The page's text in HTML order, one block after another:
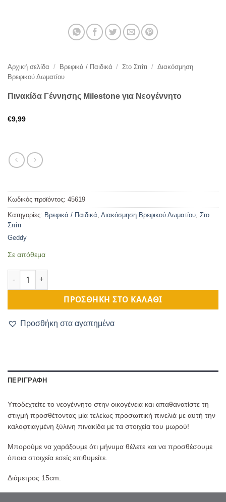
Αρχική σελίδα / Βρεφικά / Παιδικά / Στο Σπίτι / Διακόσμηση
Βρεφικού Δωματίου
Πινακίδα Γέννησης Milestone για Νεογέννητο
€9,99
Κωδικός προϊόντος: 45619
Κατηγορίες: Βρεφικά / Παιδικά Διακόσμηση Βρεφικού Δωματίου Στο
Σπίτι
Geddy
Σε απόθεμα
ΠΡΟΣΘΉΚΗ ΣΤΟ ΚΑΛΆΘΙ
Προσθήκη στα αγαπημένα
ΠΕΡΙΓΡΑΦΉ
Υποδεχτείτε το νεογέννητο στην οικογένεια και απαθανατίστε τη
στιγμή προσθέτοντας μία τελείως προσωπική πινελιά με αυτή την
καλοφτιαγμένη ξύλινη πινακίδα με τα στοιχεία του μωρού!
Μπορούμε να χαράξουμε ότι μήνυμα θέλετε και να προσθέσουμε
όποια στοιχεία εσείς επιθυμείτε.
Διάμετρος 15cm.